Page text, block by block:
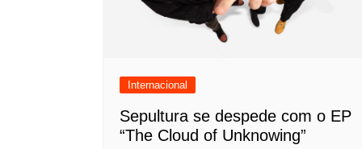
Internacional
Sepultura se despede com o EP
“The Cloud of Unknowing”